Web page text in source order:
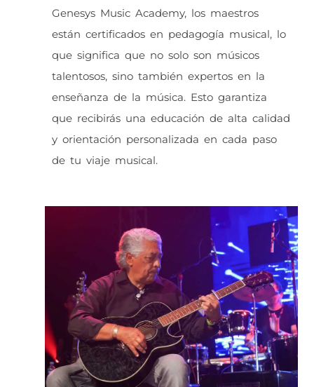
Genesys Music Academy, los maestros
están certificados en pedagogía musical, lo
que significa que no solo son músicos
talentosos, sino también expertos en la
enseñanza de la música. Esto garantiza
que recibirás una educación de alta calidad
y orientación personalizada en cada paso
de tu viaje musical.